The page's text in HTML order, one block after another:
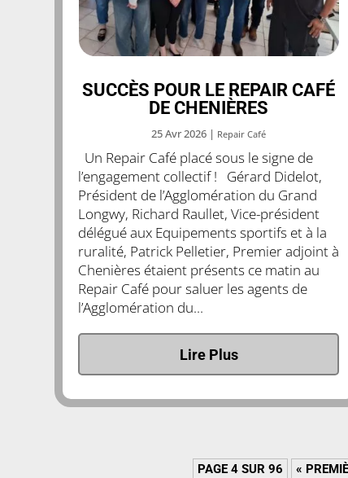
SUCCÈS POUR LE REPAIR CAFÉ
DE CHENIÈRES
25 Avr 2026 | Repair Café
Un Repair Café placé sous le signe de
l’engagement collectif ! Gérard Didelot,
Président de l’Agglomération du Grand
Longwy, Richard Raullet, Vice-président
délégué aux Equipements sportifs et à la
ruralité, Patrick Pelletier, Premier adjoint à
Chenières étaient présents ce matin au
Repair Café pour saluer les agents de
l’Agglomération du...
Lire Plus
PAGE 4 SUR 96 «